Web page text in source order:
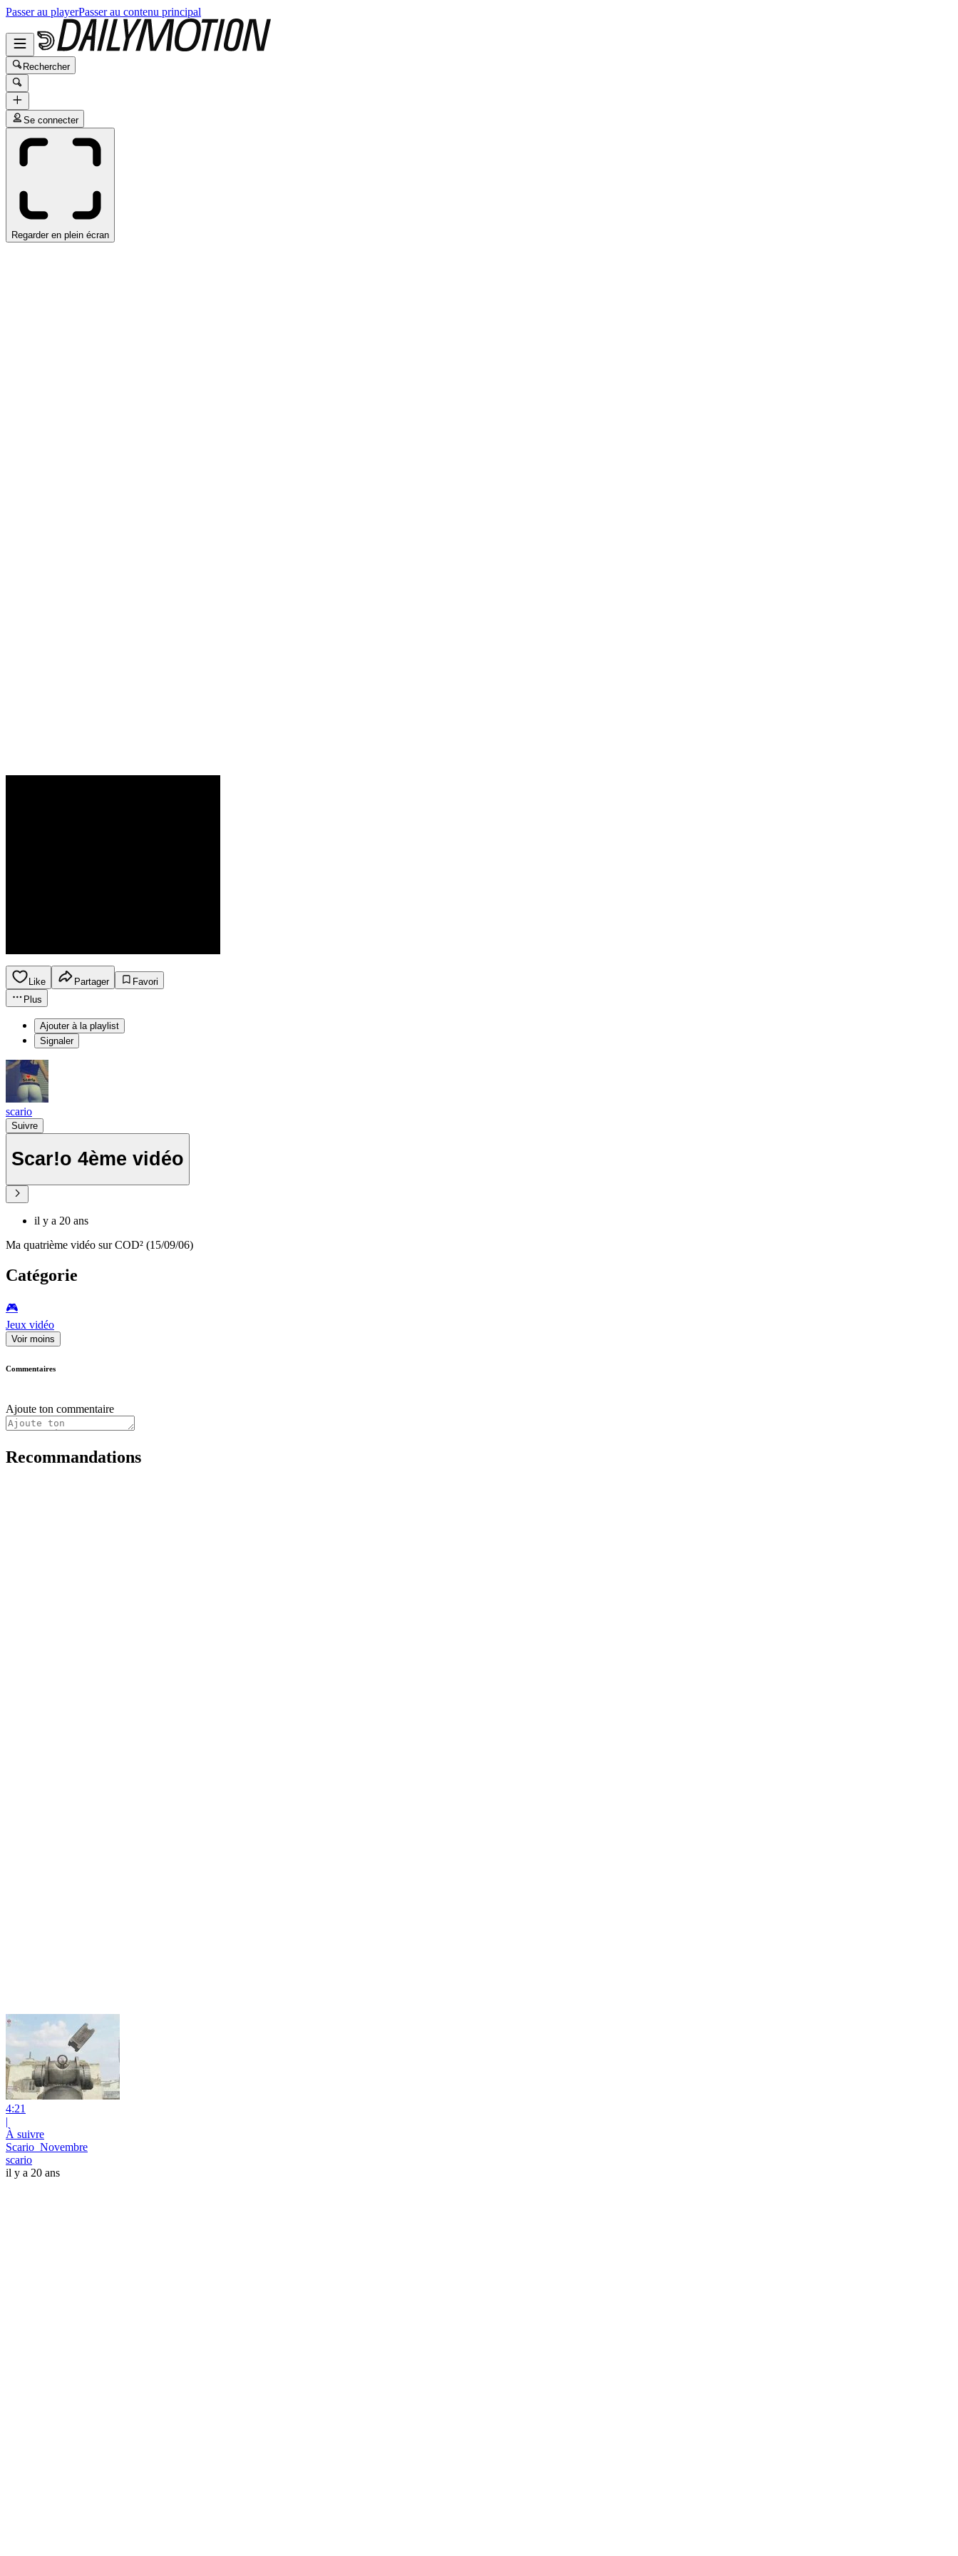
Passer au playerPasser au contenu principal
Rechercher
Se connecter
Regarder en plein écran
Like Partager
Favori
Plus
Ajouter à la playlist
Signaler
scario
Suivre
Scar!o 4ème vidéo
il y a 20 ans
Ma quatrième vidéo sur COD² (15/09/06)
Catégorie
🎮️
Jeux vidéo
Voir moins
Commentaires
Ajoute ton commentaire
Recommandations
4:21
|
À suivre
Scario_Novembre
scario
il y a 20 ans